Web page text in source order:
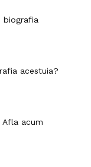
biografia
acestuia?
Afla acum